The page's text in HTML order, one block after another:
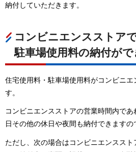
納付していただきます。
コンビニエンスストア
駐車場使用料の納付がで
住宅使用料・駐車場使用料がコンビニエ
す。
コンビニエンスストアの営業時間内で
日その他の休日や夜間も納付できますの
ただし、次の場合はコンビニエンスス